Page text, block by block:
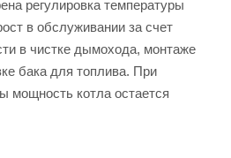
регулировка температуры
в обслуживании за счет
в чистке дымохода, монтаже
бака для топлива. При
мощность котла остается